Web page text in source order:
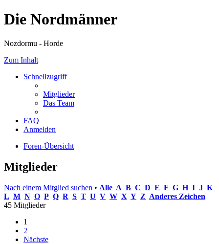
Die Nordmänner
Nozdormu - Horde
Zum Inhalt
Schnellzugriff
Mitglieder
Das Team
FAQ
Anmelden
Foren-Übersicht
Mitglieder
Nach einem Mitglied suchen • Alle A B C D E F G H I J K
L M N O P Q R S T U V W X Y Z Anderes Zeichen
45 Mitglieder
1
2
Nächste